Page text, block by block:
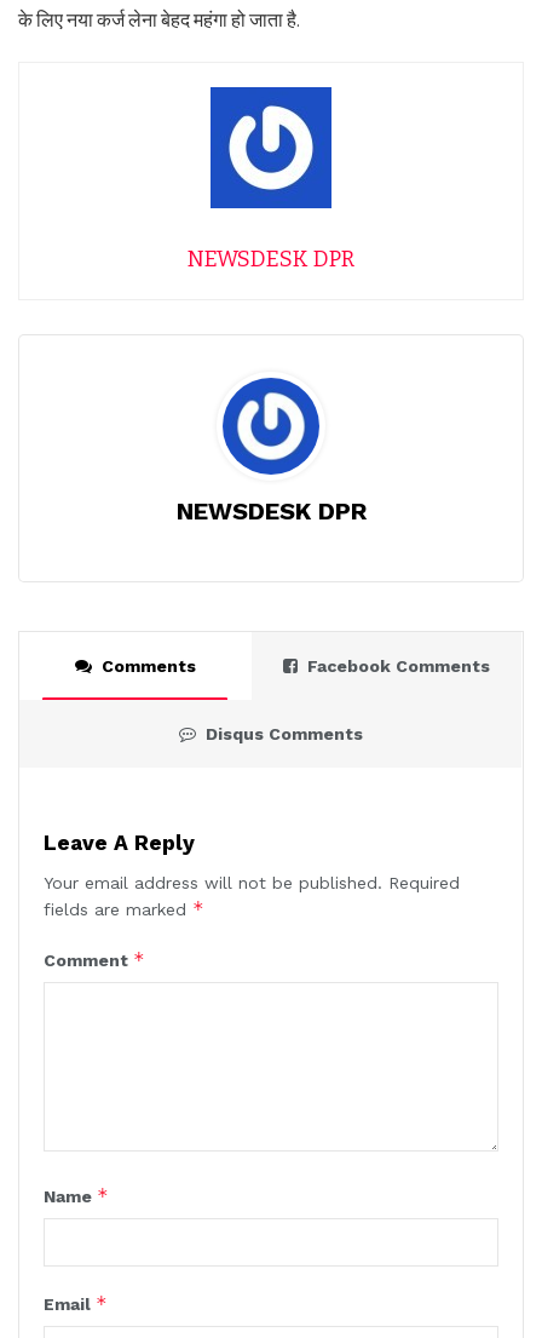
के लिए नया कर्ज लेना बेहद महंगा हो जाता है.
NEWSDESK DPR
NEWSDESK DPR
Comments Facebook Comments
Disqus Comments
Leave A Reply
Your email address will not be published. Required
fields are marked *
Comment *
Name *
Email *